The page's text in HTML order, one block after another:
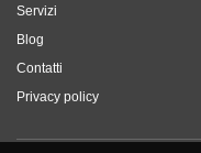
Servizi
Blog
Contatti
Privacy policy